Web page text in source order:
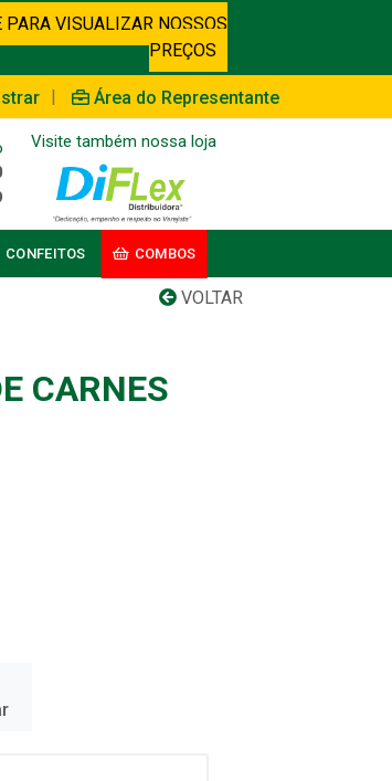
PARA VISUALIZAR NOSSOS
PREÇOS
| Área do Representante
Visite também nossa loja
CONFEITOS COMBOS
VOLTAR
CARNES